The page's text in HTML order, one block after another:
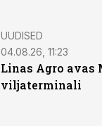
UUDISED
04.08.26, 11:23
Linas Agro avas
viljaterminali